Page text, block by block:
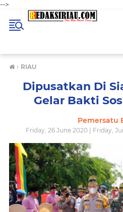
-->
› RIAU
Dipusatkan Di
Gelar Bakti
Pemersatu
Friday, 26 June 2020 | Friday,